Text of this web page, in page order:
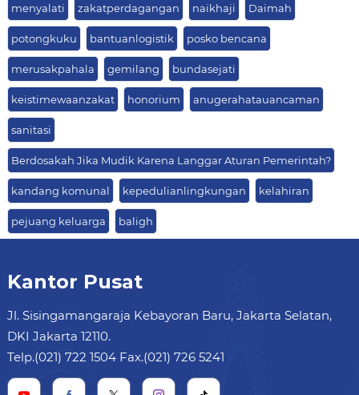
menyalati zakatperdagangan naikhaji Daimah
potongkuku bantuanlogistik posko bencana
merusakpahala gemilang bundasejati
keistimewaanzakat honorium anugerahatauancaman
sanitasi
Berdosakah Jika Mudik Karena Langgar Aturan Pemerintah?
kandang komunal kepedulianlingkungan kelahiran
pejuang keluarga baligh
Kantor Pusat
Jl. Sisingamangaraja Kebayoran Baru, Jakarta Selatan,
DKI Jakarta 12110.
Telp.(021) 722 1504 Fax.(021) 726 5241